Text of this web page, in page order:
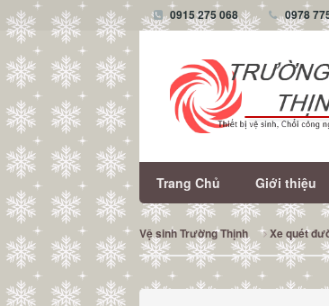
0915 275 068 0978
Trang Chủ Giới thiệu
Vệ sinh Trường Thịnh Xe quét